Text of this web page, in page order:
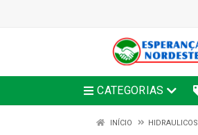
CATEGORIAS
INÍCIO HIDRAULICOS